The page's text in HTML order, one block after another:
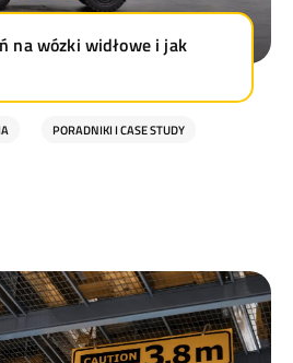
na wózki widłowe i jak
PORADNIKI I CASE STUDY